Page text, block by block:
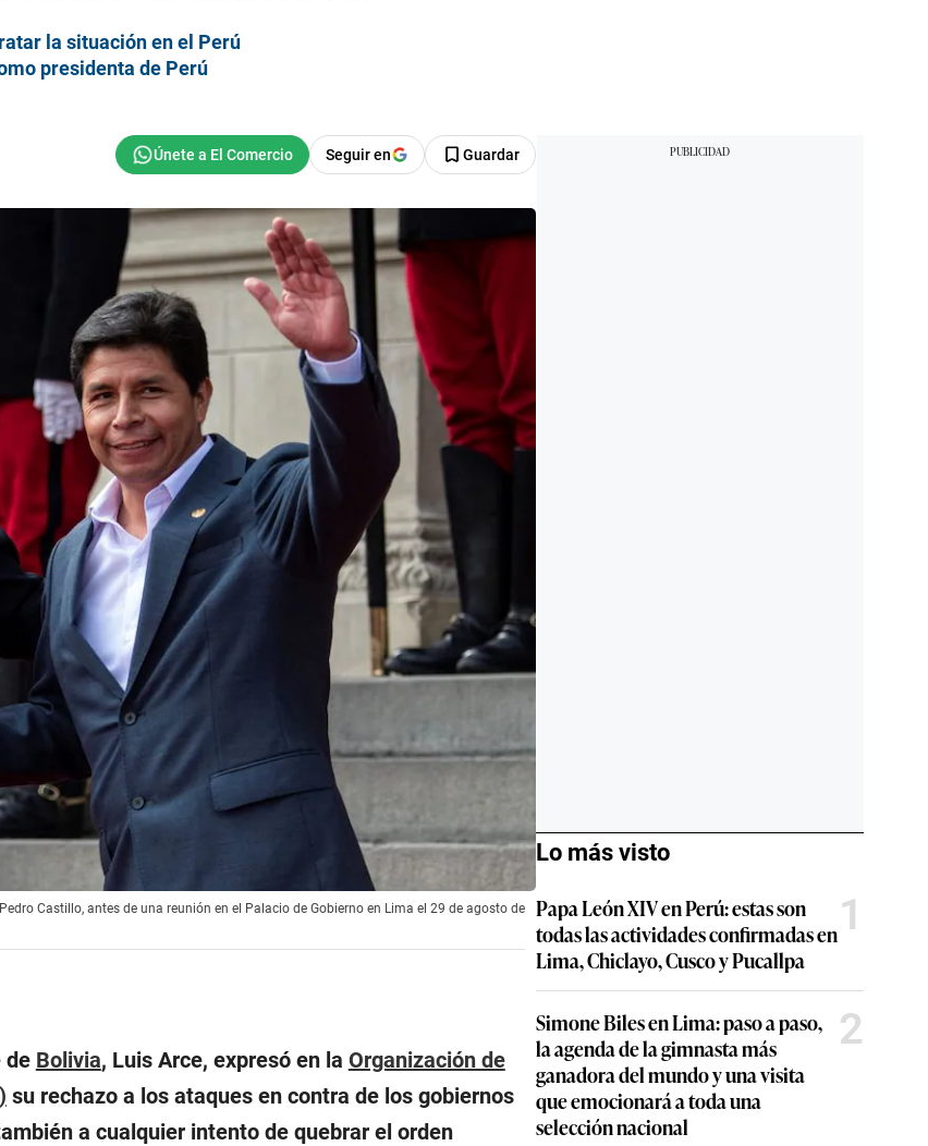
la situación en el Perú
presidenta de Perú
Seguir en Guardar
Castillo, antes de una reunión en el Palacio de Gobierno en Lima el 29 de agosto de
de Bolivia, Luis Arce, expresó en la Organización de
su rechazo a los ataques en contra de los gobiernos
a cualquier intento de quebrar el orden
Lo más visto
Papa León XIV en Perú: estas son
todas las actividades confirmadas en
Lima, Chiclayo, Cusco y Pucallpa
1
Simone Biles en Lima: paso a paso,
la agenda de la gimnasta más
ganadora del mundo y una visita
que emocionará a toda una
selección nacional
2